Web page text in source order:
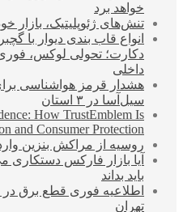
خواهد برد
تنش‌های ژئوپلیتیک، بازار
انواع قاب بندی دیوار با
دکارت؛ تحولی لوکس،
داخلی
سیل‌آسا در ۳ استان
How TrustEmblem Is
and Consumer Protection
روسیه از مراکش بنزین
آیا بازار فارکس
باید بداند
اطلاعیه فوری قطع برق
تهران